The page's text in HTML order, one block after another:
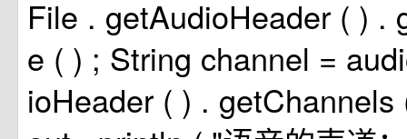
File . getAudioHeader ( ) .
e ( ) ; String channel =
ioHeader ( ) . getChannels